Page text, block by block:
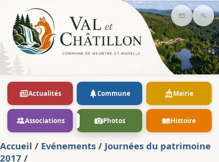
Contact
Actualités Commune Mairie
Associations Photos Histoire
Accueil / Evénements / Journées du patrimoine
2017 /